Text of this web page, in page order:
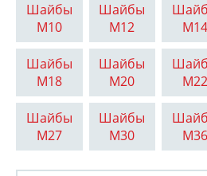
Шайбы
М10
Шайбы
М12
М14
Шайбы
М18
Шайбы
М20
М22
Шайбы
М27
Шайбы
М30
М36